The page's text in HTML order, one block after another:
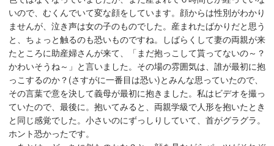
いので、むくんでいて変な顔をしています。顔からは性別がわかり
ませんが、泣き声は女の子のものでした。産まれたばかりだと思う
と、ちょっと触るのも恐いものですね。しばらくして妻の両親が来
たところに助産婦さんが来て、「まだ抱っこして貰ってないの～？
かわいそうね～」と言いました。その場の雰囲気は、誰が最初に抱
っこするのか？(さすがに一番目は恐い)とみんな思っていたので、
その言葉で意を決して義母が最初に抱きました。私はビデオを撮っ
ていたので、最後に。抱いてみると、両親学級で人形を抱いたとき
と同じ感覚でした。小さいのにずっしりしていて、首がグラグラ。
ホント恐かったです。